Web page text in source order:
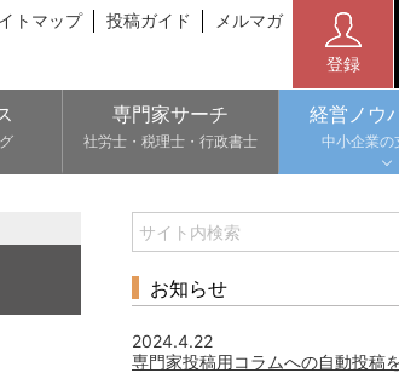
トマップ 投稿ガイド メルマガ
登録
専門家サーチ
社労士・税理士・行政書士
経営ノウ
中小企業の
お知らせ
2024.4.22
専門家投稿用コラムへの自動投稿